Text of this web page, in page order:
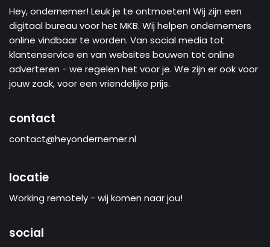
Hey, ondernemer! Leuk je te ontmoeten! Wij zijn een
digitaal bureau voor het MKB. Wij helpen ondernemers
online vindbaar te worden. Van social media tot
klantenservice en van websites bouwen tot online
adverteren - we regelen het voor je. We zijn er ook voor
jouw zaak, voor een vriendelijke prijs.
contact
contact@heyondernemer.nl
locatie
Working remotely - wij komen naar jou!
social